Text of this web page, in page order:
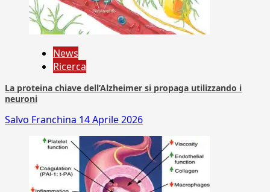
News
Ricerca
La proteina chiave dell’Alzheimer si propaga utilizzando i
neuroni
Salvo Franchina 14 Aprile 2026